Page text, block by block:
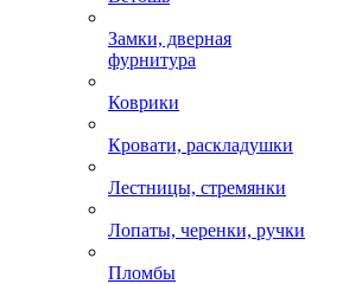
Замки, дверная
фурнитура
Коврики
Кровати, раскладушки
Лестницы, стремянки
Лопаты, черенки, ручки
Пломбы